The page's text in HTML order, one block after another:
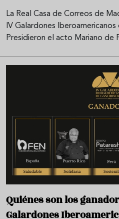
La Real Casa de Correos de
IV Galardones
Presidieron el acto Mariano de
Quiénes son los
Galardones